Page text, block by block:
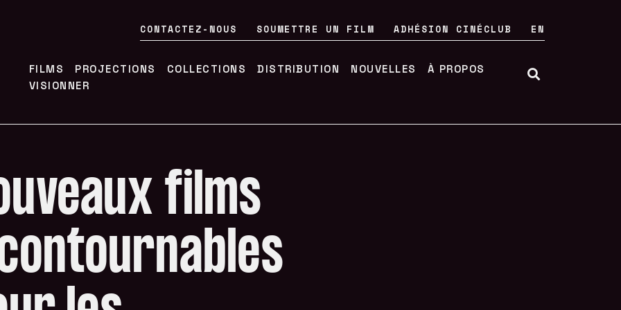
CONTACTEZ-NOUS SOUMETTRE UN FILM ADHÉSION CINÉCLUB EN
FILMS PROJECTIONS COLLECTIONS DISTRIBUTION NOUVELLES
À PROPOS
VISIONNER
films